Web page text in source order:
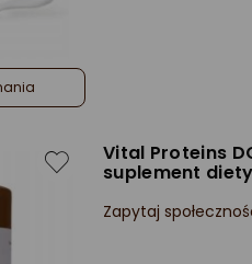
Vital Proteins
suplement
Zapytaj